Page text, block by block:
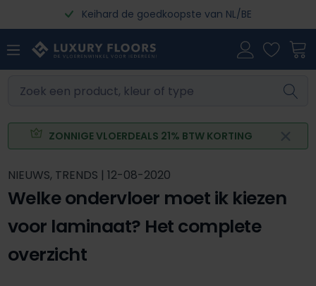
Ga naar de hoofdinhoudKeihard de goedkoopste van NL/BE
ZONNIGE VLOERDEALS 21% BTW KORTING
NIEUWS, TRENDS | 12-08-2020
Welke ondervloer moet ik kiezen
voor laminaat? Het complete
overzicht